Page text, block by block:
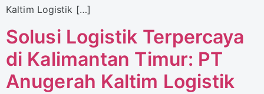
Kaltim Logistik […]
Solusi Logistik Terpercaya
di Kalimantan Timur: PT
Anugerah Kaltim Logistik